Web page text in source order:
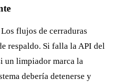
flujos de cerraduras
respaldo. Si falla la API del
un limpiador marca la
debería detenerse y